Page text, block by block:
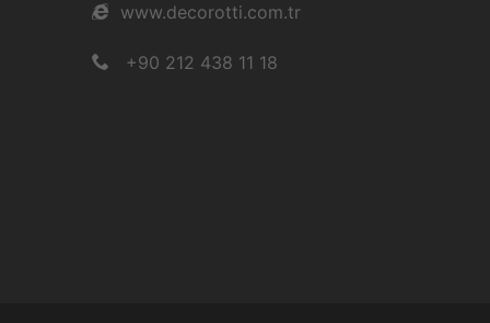
www.decorotti.com.tr
+90 212 438 11 18